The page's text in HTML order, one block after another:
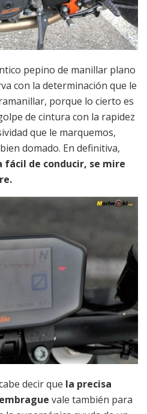
pepino de manillar plano
con la determinación que le
porque lo cierto es
de cintura con la rapidez
que le marquemos,
domado. En definitiva,
fácil de conducir, se mire
decir que la precisa
vale también para